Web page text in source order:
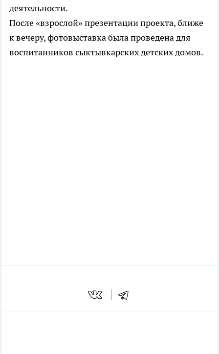
деятельности.
После «взрослой» презентации проекта, ближе
к вечеру, фотовыставка была проведена для
воспитанников сыктывкарских детских домов.